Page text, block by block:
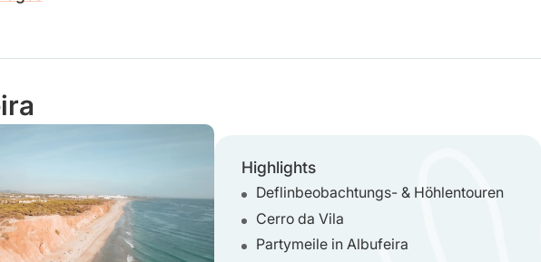
Highlights
Deflinbeobachtungs- & Höhlentouren
Cerro da Vila
Partymeile in Albufeira